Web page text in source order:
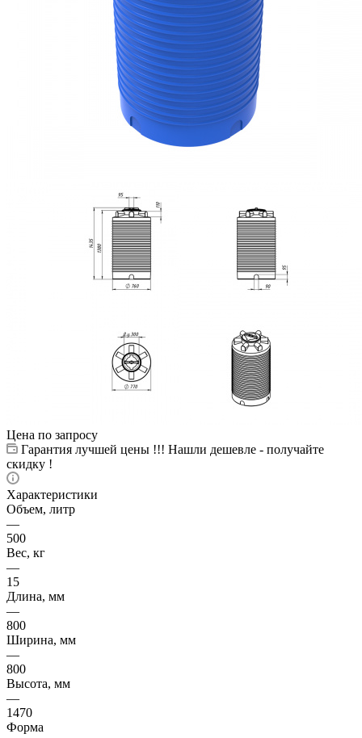
Цена по запросу
Гарантия лучшей цены !!! Нашли дешевле - получайте
скидку !
Характеристики
Объем, литр
—
500
Вес, кг
—
15
Длина, мм
—
800
Ширина, мм
—
800
Высота, мм
—
1470
Форма